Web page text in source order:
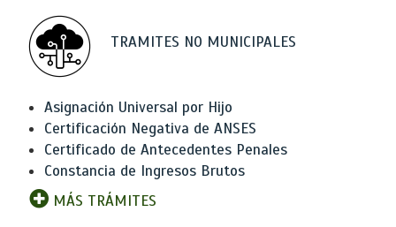
TRAMITES NO MUNICIPALES
Asignación Universal por Hijo
Certificación Negativa de ANSES
Certificado de Antecedentes Penales
Constancia de Ingresos Brutos
MÁS TRÁMITES